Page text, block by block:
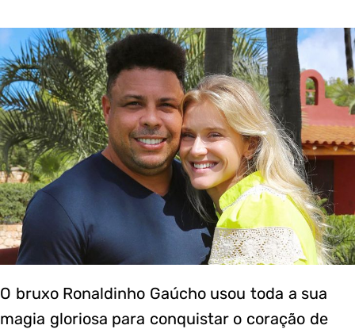
O bruxo Ronaldinho Gaúcho usou toda a sua
magia gloriosa para conquistar o coração de